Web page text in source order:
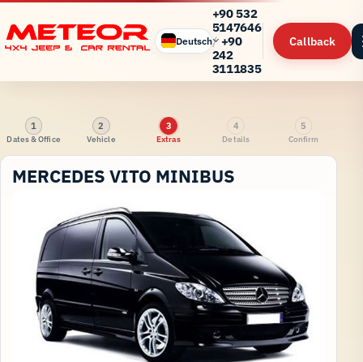
Deutsch
+90 532
5147646
/ +90
242
3111835
Callback
1
Dates & Office
2
Vehicle
3
Extras
4
Details
5
Confirm
MERCEDES VITO MINIBUS